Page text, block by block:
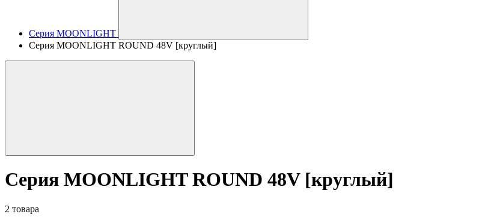
Серия MOONLIGHT
Серия MOONLIGHT ROUND 48V [круглый]
Серия MOONLIGHT ROUND 48V [круглый]
2 товара